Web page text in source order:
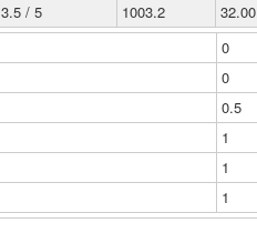
3.5 / 5 1003.2
32.00
0
0
0.5
1
1
1